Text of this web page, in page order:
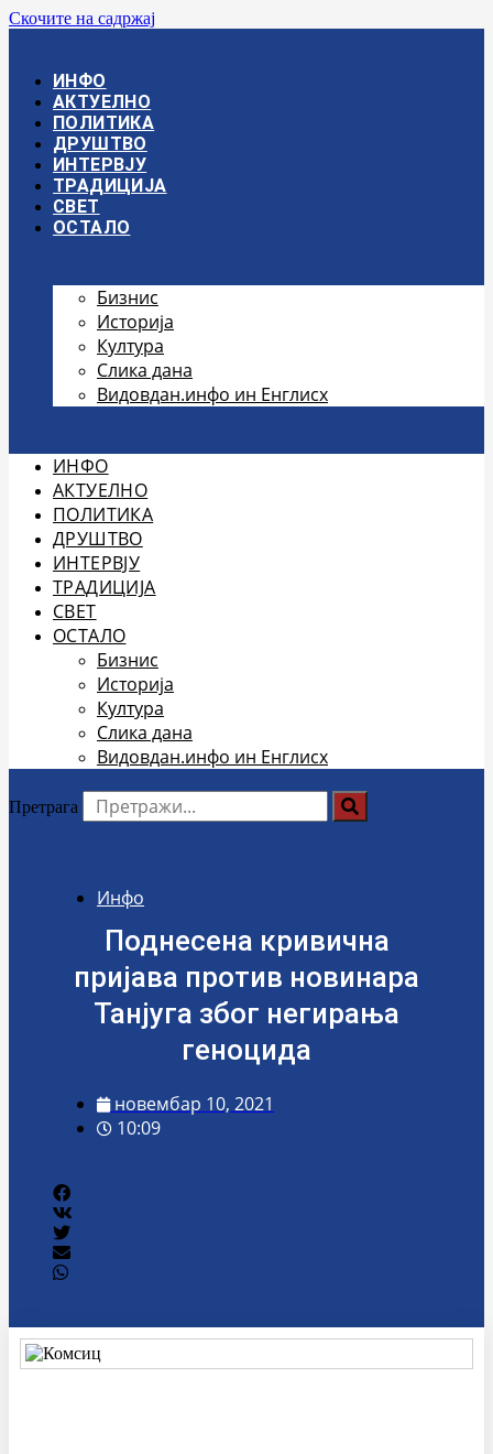
Скочите на садржај
ИНФО
АКТУЕЛНО
ПОЛИТИКА
ДРУШТВО
ИНТЕРВЈУ
ТРАДИЦИЈА
СВЕТ
ОСТАЛО
Бизнис
Историја
Култура
Слика дана
Видовдан.инфо ин Енглисх
ИНФО
АКТУЕЛНО
ПОЛИТИКА
ДРУШТВО
ИНТЕРВЈУ
ТРАДИЦИЈА
СВЕТ
ОСТАЛО
Бизнис
Историја
Култура
Слика дана
Видовдан.инфо ин Енглисх
Претрага
Инфо
Поднесена кривична
пријава против новинара
Танјуга због негирања
геноцида
новембар 10, 2021
10:09